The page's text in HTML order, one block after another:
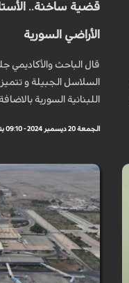
قضية ساخنة..
الأراضي السورية
قال الباحث
السلاسل الجبيلة و
اللبنانية السورية
الجمعة 20 ديسمبر 2024 - 09:10 بتوقيت مكة